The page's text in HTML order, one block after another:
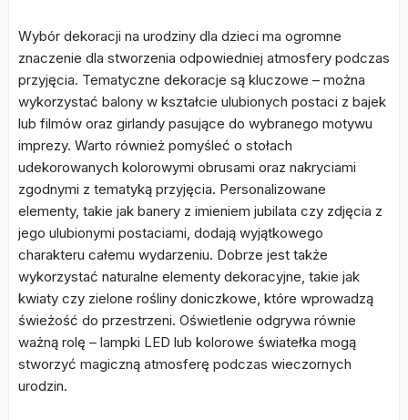
Wybór dekoracji na urodziny dla dzieci ma ogromne
znaczenie dla stworzenia odpowiedniej atmosfery podczas
przyjęcia. Tematyczne dekoracje są kluczowe – można
wykorzystać balony w kształcie ulubionych postaci z bajek
lub filmów oraz girlandy pasujące do wybranego motywu
imprezy. Warto również pomyśleć o stołach
udekorowanych kolorowymi obrusami oraz nakryciami
zgodnymi z tematyką przyjęcia. Personalizowane
elementy, takie jak banery z imieniem jubilata czy zdjęcia z
jego ulubionymi postaciami, dodają wyjątkowego
charakteru całemu wydarzeniu. Dobrze jest także
wykorzystać naturalne elementy dekoracyjne, takie jak
kwiaty czy zielone rośliny doniczkowe, które wprowadzą
świeżość do przestrzeni. Oświetlenie odgrywa równie
ważną rolę – lampki LED lub kolorowe światełka mogą
stworzyć magiczną atmosferę podczas wieczornych
urodzin.